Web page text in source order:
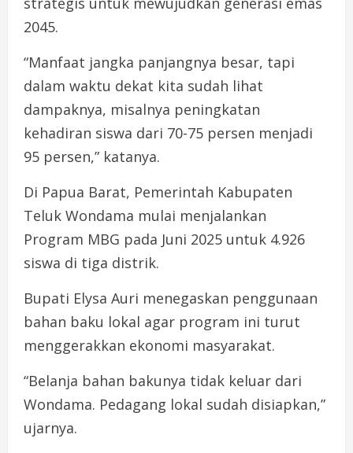
2045.
“Manfaat jangka panjangnya besar, tapi
dalam waktu dekat kita sudah lihat
dampaknya, misalnya peningkatan
kehadiran siswa dari 70-75 persen menjadi
95 persen,” katanya.
Di Papua Barat, Pemerintah Kabupaten
Teluk Wondama mulai menjalankan
Program MBG pada Juni 2025 untuk 4.926
siswa di tiga distrik.
Bupati Elysa Auri menegaskan penggunaan
bahan baku lokal agar program ini turut
menggerakkan ekonomi masyarakat.
“Belanja bahan bakunya tidak keluar dari
Wondama. Pedagang lokal sudah disiapkan,”
ujarnya.